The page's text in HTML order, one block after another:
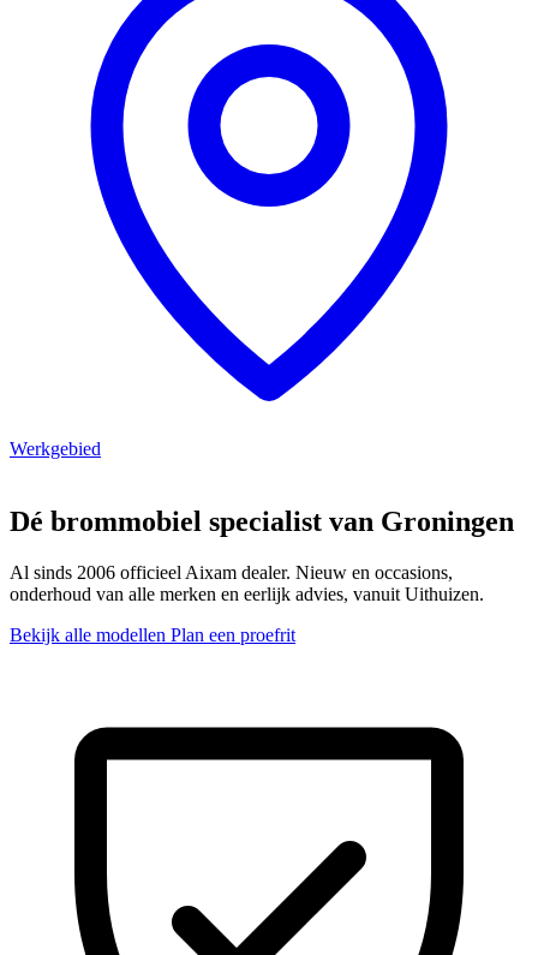
Werkgebied
Dé brommobiel specialist van Groningen
Al sinds 2006 officieel Aixam dealer. Nieuw en occasions,
onderhoud van alle merken en eerlijk advies, vanuit Uithuizen.
Bekijk alle modellen Plan een proefrit